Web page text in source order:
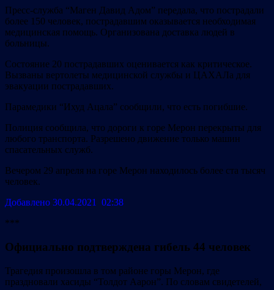
Пресс-служба “Маген Давид Адом” передала, что пострадали
более 150 человек, пострадавшим оказывается необходимая
медицинская помощь. Организована доставка людей в
больницы.
Состояние 20 пострадавших оценивается как критическое.
Вызваны вертолеты медицинской службы и ЦАХАЛа для
эвакуации пострадавших.
Парамедики “Ихуд Ацала” сообщили, что есть погибшие.
Полиция сообщила, что дороги к горе Мерон перекрыты для
любого транспорта. Разрешено движение только машин
спасательных служб.
Вечером 29 апреля на горе Мерон находилось более ста тысяч
человек.
Добавлено 30.04.2021 02:38
***
Официально подтверждена гибель 44 человек
Трагедия произошла в том районе горы Мерон, где
праздновали хасиды “Толдот Аарон”. По словам свидетелей,